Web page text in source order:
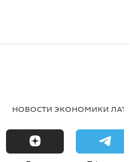
НОВОСТИ ЭКОНОМИКИ